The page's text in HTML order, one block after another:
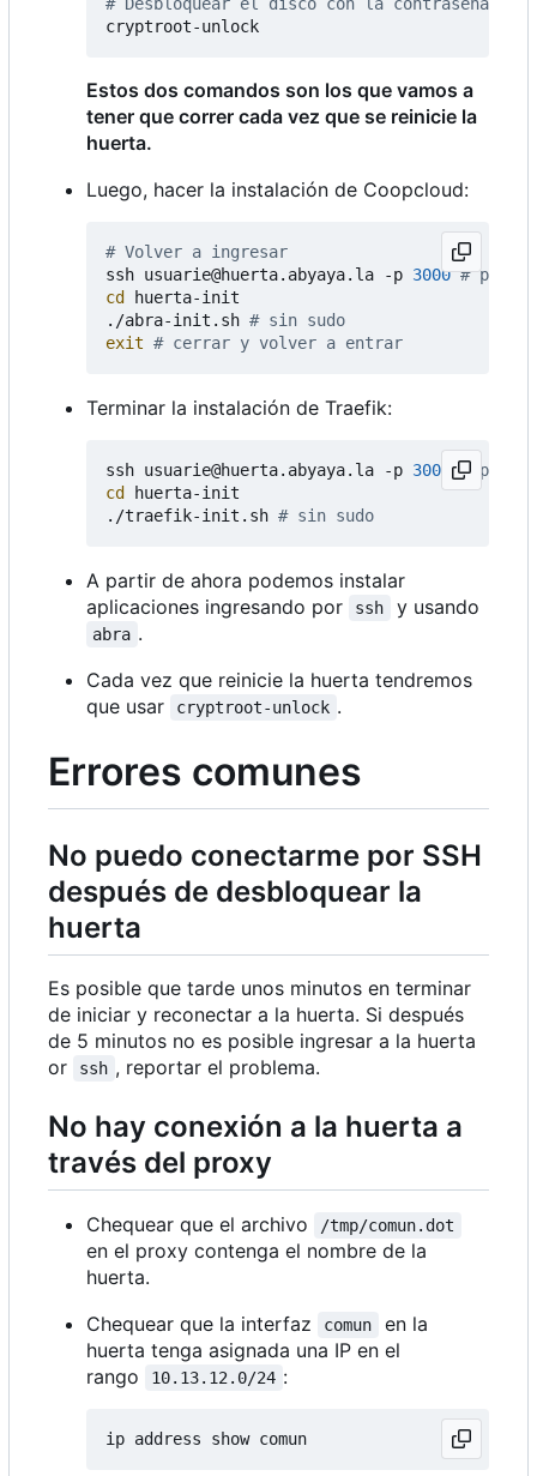
Estos dos comandos son los que vamos a
tener que correr cada vez que se reinicie la
huerta.
Luego, hacer la instalación de Coopcloud:
# Volver a ingresar
ssh usuarie@huerta.abyaya.la -p 3000 #
cd
huerta-init
./abra-init.sh # sin sudo
exit # cerrar y volver a entrar
Terminar la instalación de Traefik:
ssh usuarie@huerta.abyaya.la -p 3000
#
cd
huerta-init
./traefik-init.sh # sin sudo
A partir de ahora podemos instalar
aplicaciones ingresando por
ssh y usando
abra .
Cada vez que reinicie la huerta tendremos
que usar
cryptroot-unlock .
Errores comunes
No puedo conectarme por SSH
después de desbloquear la
huerta
Es posible que tarde unos minutos en terminar
de iniciar y reconectar a la huerta. Si después
de 5 minutos no es posible ingresar a la huerta
or
ssh , reportar el problema.
No hay conexión a la huerta a
través del proxy
Chequear que el archivo /tmp/comun.dot
en el proxy contenga el nombre de la
huerta.
Chequear que la interfaz
comun
en la
huerta tenga asignada una IP en el
rango
10.13.12.0/24 :